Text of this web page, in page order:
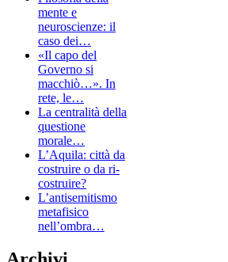
mente e
neuroscienze: il
caso dei…
«Il capo del
Governo si
macchiò…». In
rete, le…
La centralità della
questione
morale…
L’Aquila: città da
costruire o da ri-
costruire?
L’antisemitismo
metafisico
nell’ombra…